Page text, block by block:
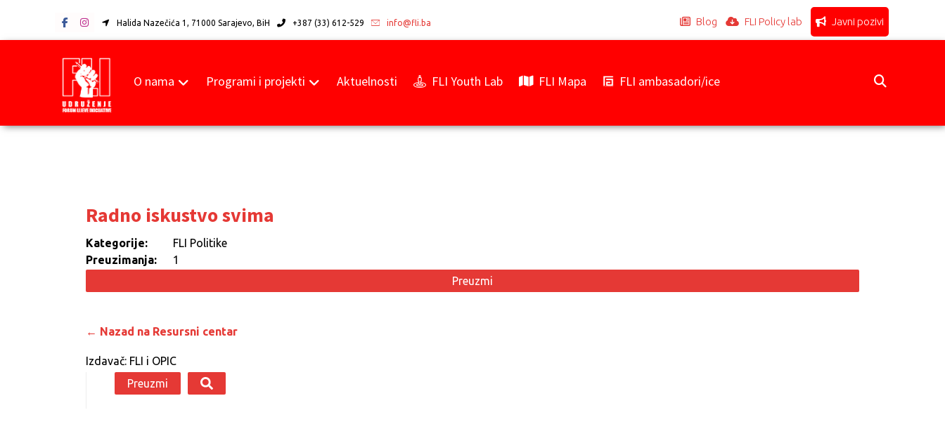
Halida Nazečića 1, 71000 Sarajevo, BiH +387 (33) 612-529 info@fli.ba Blog FLI Policy lab Javni pozivi
O nama Programi i projekti Aktuelnosti FLI Youth Lab FLI Mapa FLI ambasadori/ice
Radno iskustvo svima
Kategorije:
FLI Politike
Preuzimanja:
1
Preuzmi
← Nazad na Resursni centar
Izdavač: FLI i OPIC
Preuzmi